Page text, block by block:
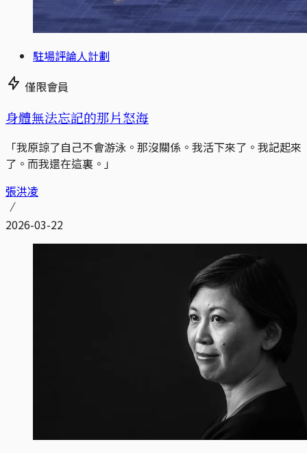
駐場評論人計劃
僅限會員
身體無法忘記的那片怒海
「我原諒了自己不會游泳。那沒關係。我活下來了。我記起來
了。而我還在這裏。」
張洪凌
2026-03-22